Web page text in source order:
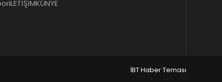
iLETİŞİMKÜNYE
İBT Haber Teması